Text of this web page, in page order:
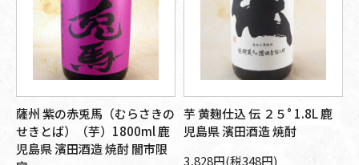
薩州 紫の赤兎馬（むらさきの
せきとば）（芋）1800ml 鹿
児島県 濱田酒造 焼酎 闇市限
芋 黄麹仕込 伝 ２５° 1.8L 鹿
児島県 濱田酒造 焼酎
3,828円(税348円)